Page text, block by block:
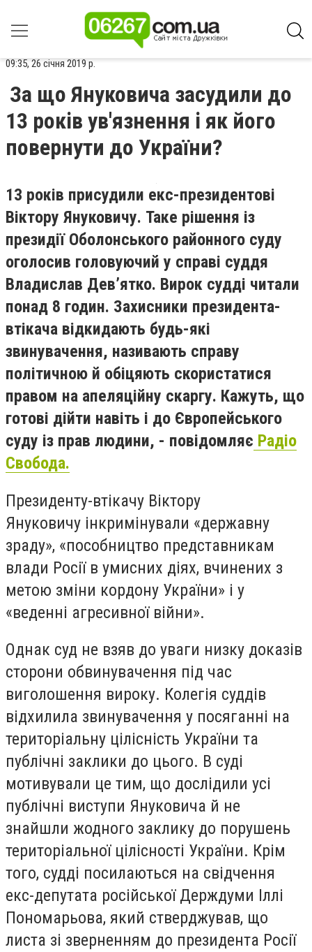
09:35, 26 січня 2019 р.
За що Януковича засудили до
13 років ув'язнення і як його
повернути до України?
13 років присудили екс-президентові
Віктору Януковичу. Таке рішення із
президії Оболонського районного суду
оголосив головуючий у справі суддя
Владислав Дев’ятко. Вирок судді читали
понад 8 годин. Захисники президента-
втікача відкидають будь-які
звинувачення, називають справу
політичною й обіцяють скористатися
правом на апеляційну скаргу. Кажуть, що
готові дійти навіть і до Європейського
суду із прав людини, - повідомляє Радіо
Свобода.
Президенту-втікачу Віктору
Януковичу інкримінували «державну
зраду», «пособництво представникам
влади Росії в умисних діях, вчинених з
метою зміни кордону України» і у
«веденні агресивної війни».
Однак суд не взяв до уваги низку доказів
сторони обвинувачення під час
виголошення вироку. Колегія суддів
відхилила звинувачення у посяганні на
територіальну цілісність України та
публічні заклики до цього. В суді
мотивували це тим, що дослідили усі
публічні виступи Януковича й не
знайшли жодного заклику до порушень
територіальної цілісності України. Крім
того, судді посилаються на свідчення
екс-депутата російської Держдуми Іллі
Пономарьова, який стверджував, що
листа зі зверненням до президента Росії